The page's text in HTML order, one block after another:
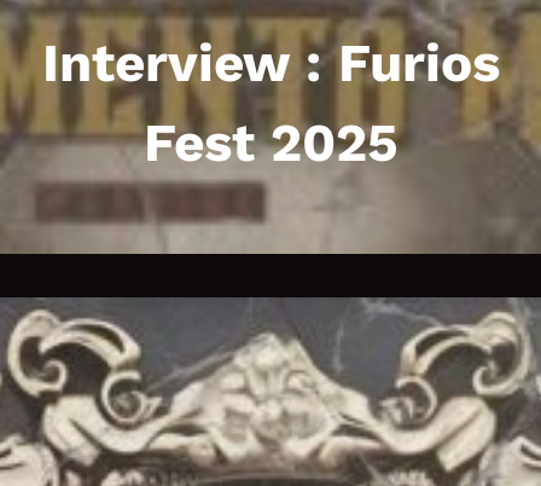
Interview : Furios
Fest 2025